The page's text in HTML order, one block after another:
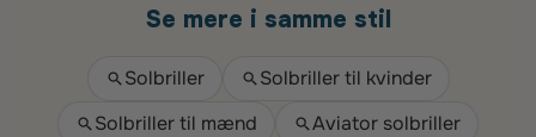
Se mere i samme stil
Solbriller
Solbriller til kvinder
Solbriller til mænd
Aviator solbriller